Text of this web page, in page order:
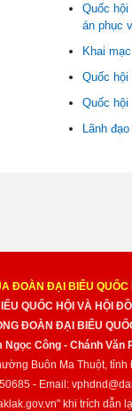
Quốc
án phục
Khai
Quốc hội
Quốc
Lãnh
ĐOÀN ĐẠI BIỂU
QUỐC HỘI VÀ HỘI
ĐOÀN ĐẠI BIỂU
Công - Chánh
Buôn Ma Thuột, tỉnh
- Email:
khi trích dẫn